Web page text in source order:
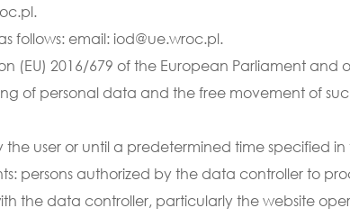
follows: email: iod@ue.wroc.pl.
(EU) 2016/679 of the European Parliament and
of personal data and the free movement of
user or until a predetermined time specified
persons authorized by the data controller to
the data controller, particularly the website